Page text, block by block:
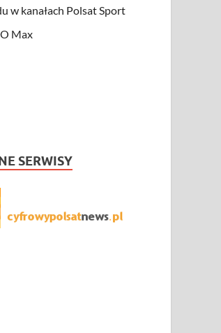
w kanałach Polsat Sport
Max
SERWISY